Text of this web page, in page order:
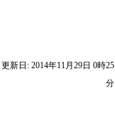
更新日: 2014年11月29日 0時25
分